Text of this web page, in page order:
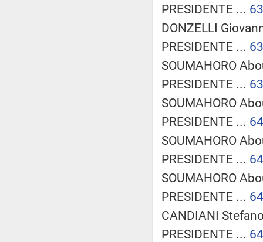
PRESIDENTE ... 63
DONZELLI
PRESIDENTE ... 63
SOUMAHORO
PRESIDENTE ... 63
SOUMAHORO
PRESIDENTE ... 64
SOUMAHORO
PRESIDENTE ... 64
SOUMAHORO
PRESIDENTE ... 64
CANDIANI
PRESIDENTE ... 64